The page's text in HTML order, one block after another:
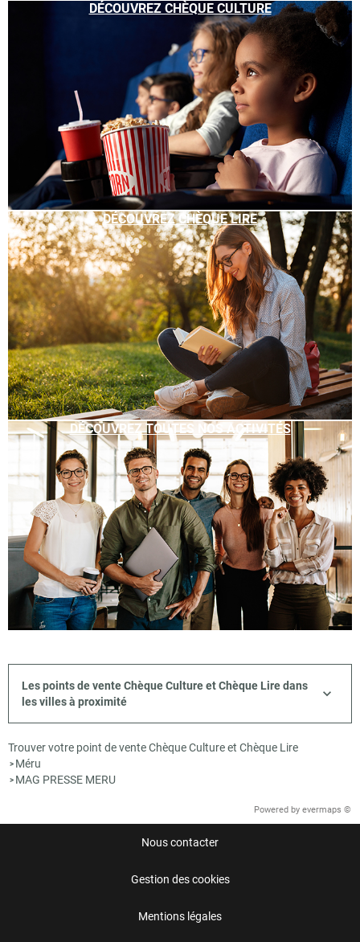
DÉCOUVREZ CHÈQUE CULTURE
DÉCOUVREZ CHÈQUE LIRE
DÉCOUVREZ TOUTES NOS ACTIVITÉS
Les points de vente Chèque Culture et Chèque Lire dans
les villes à proximité
Trouver votre point de vente Chèque Culture et Chèque Lire
> Méru
> MAG PRESSE MERU
Powered by evermaps ©
Nous contacter
Gestion des cookies
Mentions légales